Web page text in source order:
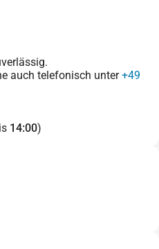
auch telefonisch unter+49
14:00)